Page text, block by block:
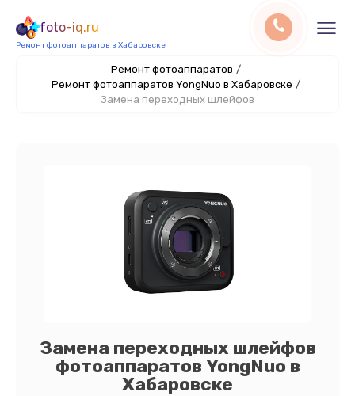
foto-iq.ru
Ремонт фотоаппаратов в Хабаровске
Ремонт фотоаппаратов /
Ремонт фотоаппаратов YongNuo в Хабаровске /
Замена переходных шлейфов
Замена переходных шлейфов
фотоаппаратов YongNuo в
Хабаровске